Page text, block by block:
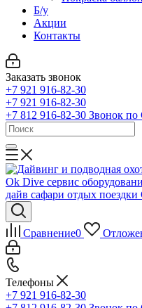
Б/у
Акции
Контакты
Заказать звонок
+7 921 916-82-30
+7 921 916-82-30
+7 812 916-82-30 Звонок
Сравнение0
Телефоны
+7 921 916-82-30